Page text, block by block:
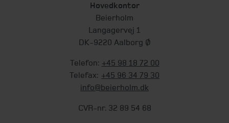
Hovedkontor
Beierholm
Langagervej 1
DK-9220 Aalborg Ø
Telefon: +45 98 18 72 00
Telefax: +45 96 34 79 30
info@beierholm.dk
CVR-nr. 32 89 54 68